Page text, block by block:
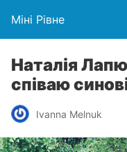
Міні Рівне
Наталія
співаю
Ivanna Melnuk